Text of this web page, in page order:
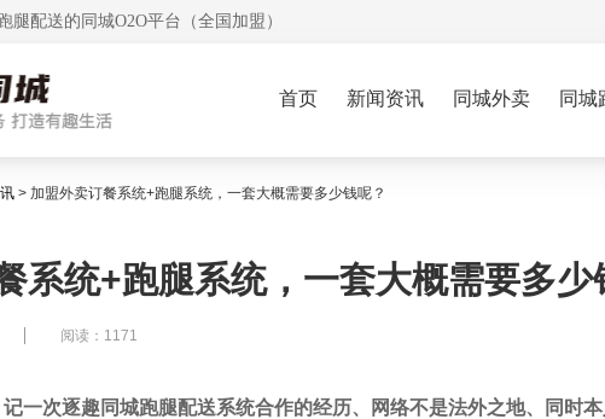
腿配送的同城O2O平台（全国加盟）
首页 新闻资讯 同城外卖 同城
> 加盟外卖订餐系统+跑腿系统，一套大概需要多少钱呢？
系统+跑腿系统，一套大概需要多少
阅读：1171
一次逐趣同城跑腿配送系统合作的经历、网络不是法外之地、同时本